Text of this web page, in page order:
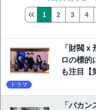
1 2 3 4
「財閥 x
ロの標的
も注目【
ドラマ
「バカ